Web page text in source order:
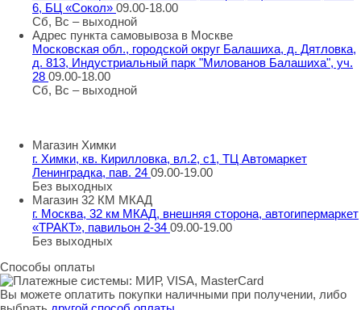
6, БЦ «Сокол» 09.00-18.00
Сб, Вс – выходной
Адрес пункта самовывоза в Москве
Московская обл., городской округ Балашиха, д. Дятловка,
д. 813, Индустриальный парк "Милованов Балашиха", уч.
28 09.00-18.00
Сб, Вс – выходной
Магазин Химки
г. Химки, кв. Кирилловка, вл.2, с1, ТЦ Автомаркет
Ленинградка, пав. 24 09.00-19.00
Без выходных
Магазин 32 КМ МКАД
г. Москва, 32 км МКАД, внешняя сторона, автогипермаркет
«ТРАКТ», павильон 2-34 09.00-19.00
Без выходных
Способы оплаты
Вы можете оплатить покупки наличными при получении, либо